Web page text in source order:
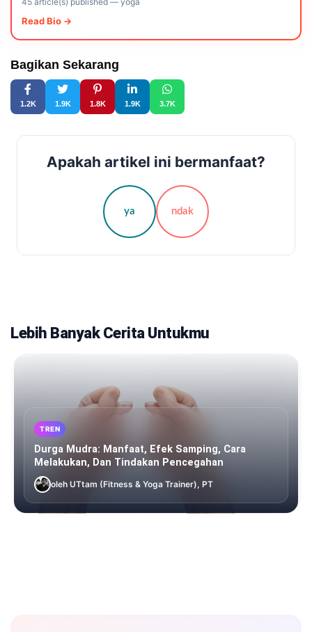
Read Bio →
Bagikan Sekarang
1.2K 1.9K 1.8K 1.9K 3.7K
Apakah artikel ini bermanfaat?
ya ndak
Lebih Banyak Cerita Untukmu
TREN
Durga Mudra: Manfaat, Efek Samping, Cara
Melakukan, Dan Tindakan Pencegahan
oleh UTtam (Fitness & Yoga Trainer), PT